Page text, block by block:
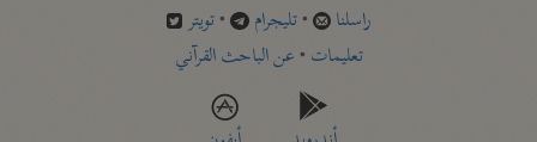
راسلنا •تليجرام •تويتر
تعليمات •عن الباحث القرآني